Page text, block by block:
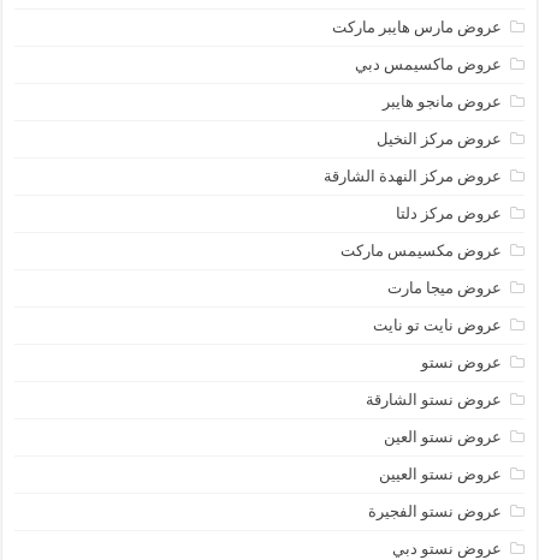
عروض مارس هايبر ماركت
عروض ماكسيمس دبي
عروض مانجو هايبر
عروض مركز النخيل
عروض مركز النهدة الشارقة
عروض مركز دلتا
عروض مكسيمس ماركت
عروض ميجا مارت
عروض نايت تو نايت
عروض نستو
عروض نستو الشارقة
عروض نستو العين
عروض نستو العيين
عروض نستو الفجيرة
عروض نستو دبي